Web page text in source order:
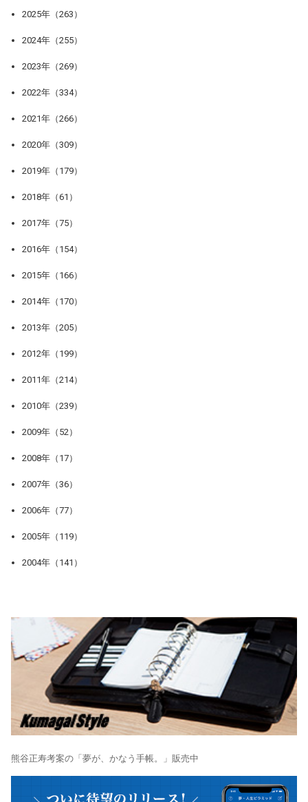
2025年（263）
2024年（255）
2023年（269）
2022年（334）
2021年（266）
2020年（309）
2019年（179）
2018年（61）
2017年（75）
2016年（154）
2015年（166）
2014年（170）
2013年（205）
2012年（199）
2011年（214）
2010年（239）
2009年（52）
2008年（17）
2007年（36）
2006年（77）
2005年（119）
2004年（141）
熊谷正寿考案の「夢が、かなう手帳。」販売中